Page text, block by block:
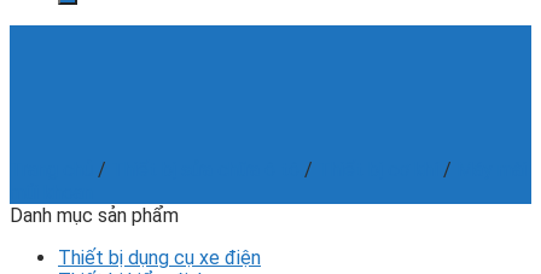
/ / /
Danh mục sản phẩm
Thiết bị dụng cụ xe điện